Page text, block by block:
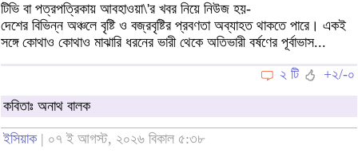
টিভি বা পত্রপত্রিকায় আবহাওয়া\'র খবর নিয়ে নিউজ হয়-
দেশের বিভিন্ন অঞ্চলে বৃষ্টি ও বজ্রবৃষ্টির প্রবণতা অব্যাহত থাকতে পারে। একই
সঙ্গে কোথাও কোথাও মাঝারি ধরনের ভারী থেকে অতিভারী বর্ষণের পূর্বাভাস...
২ টি
+২/-০
কবিতাঃ অনাথ বালক
ইসিয়াক| ০৭ ই আগস্ট, ২০২৬ বিকাল ৫:৩৮